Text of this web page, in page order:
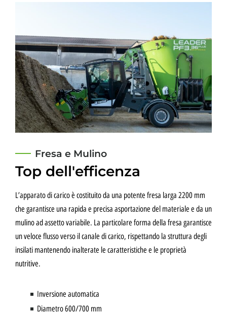
Fresa e Mulino
Top dell'efficenza
L’apparato di carico è costituito da una potente fresa larga 2200 mm
che garantisce una rapida e precisa asportazione del materiale e da un
mulino ad assetto variabile. La particolare forma della fresa garantisce
un veloce flusso verso il canale di carico, rispettando la struttura degli
insilati mantenendo inalterate le caratteristiche e le proprietà
nutritive.
Inversione automatica
Diametro 600/700 mm